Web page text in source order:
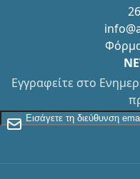
Εγγραφείτε στο
Εγγραφείτε στο